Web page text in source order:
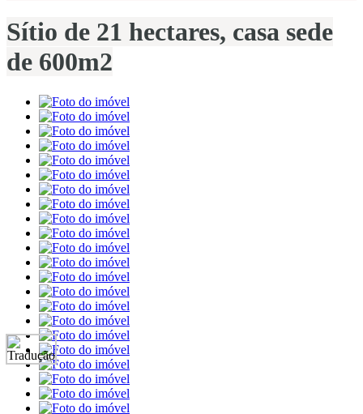
Sítio de 21 hectares, casa sede
de 600m2